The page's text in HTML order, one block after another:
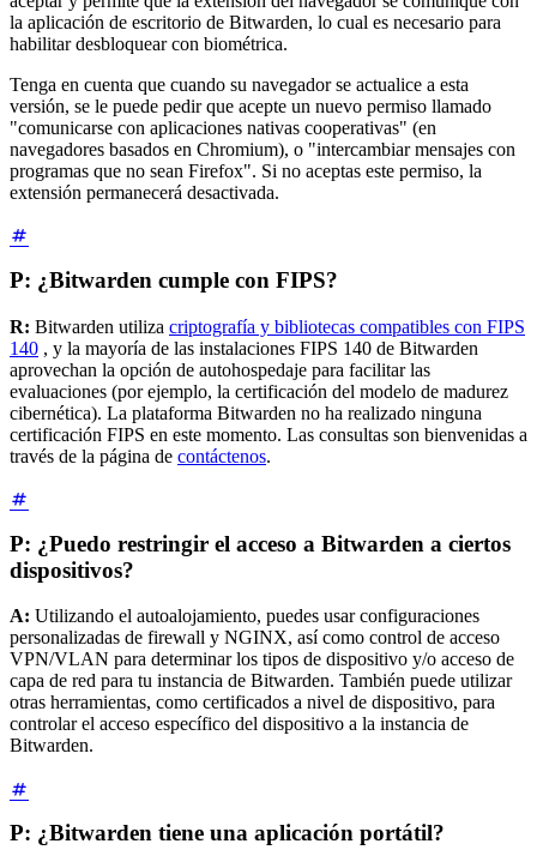
la aplicación de escritorio de Bitwarden, lo cual es necesario para
habilitar desbloquear con biométrica.
Tenga en cuenta que cuando su navegador se actualice a esta
versión, se le puede pedir que acepte un nuevo permiso llamado
"comunicarse con aplicaciones nativas cooperativas" (en
navegadores basados en Chromium), o "intercambiar mensajes con
programas que no sean Firefox". Si no aceptas este permiso, la
extensión permanecerá desactivada.
P: ¿Bitwarden cumple con FIPS?
R: Bitwarden utiliza criptografía y bibliotecas compatibles con FIPS
140 , y la mayoría de las instalaciones FIPS 140 de Bitwarden
aprovechan la opción de autohospedaje para facilitar las
evaluaciones (por ejemplo, la certificación del modelo de madurez
cibernética). La plataforma Bitwarden no ha realizado ninguna
certificación FIPS en este momento. Las consultas son bienvenidas a
través de la página de contáctenos.
P: ¿Puedo restringir el acceso a Bitwarden a ciertos
dispositivos?
A: Utilizando el autoalojamiento, puedes usar configuraciones
personalizadas de firewall y NGINX, así como control de acceso
VPN/VLAN para determinar los tipos de dispositivo y/o acceso de
capa de red para tu instancia de Bitwarden. También puede utilizar
otras herramientas, como certificados a nivel de dispositivo, para
controlar el acceso específico del dispositivo a la instancia de
Bitwarden.
P: ¿Bitwarden tiene una aplicación portátil?